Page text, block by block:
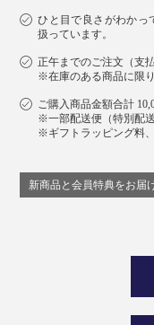
ひと目で良さがわかっ
扱っています。
正午までのご注文（支
※在庫のある商品に限り
ご購入商品金額合計
※一部配送便（特別配
※ギフトラッピング料
新商品と会員特典をお届